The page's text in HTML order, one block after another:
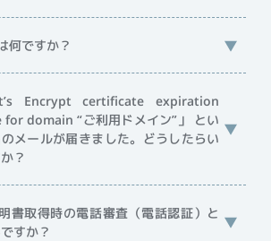
何ですか？
Encrypt certificate expiration
domain “ご利用ドメイン”」 とい
メールが届きました。どうしたらい
？
書取得時の電話審査（電話認証）と
すか？